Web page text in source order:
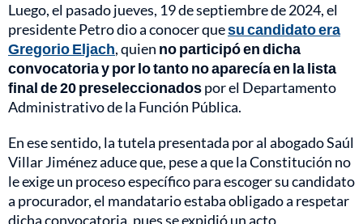
Luego, el pasado jueves, 19 de septiembre de 2024, el
presidente Petro dio a conocer quesu candidato era
Gregorio Eljach, quien no participó en dicha
convocatoria y por lo tanto no aparecía en la lista
final de 20 preseleccionadospor el Departamento
Administrativo de la Función Pública.
En ese sentido, la tutela presentada por al abogado Saúl
Villar Jiménez aduce que, pese a que la Constitución no
le exige un proceso específico para escoger su candidato
a procurador, el mandatario estaba obligado a respetar
dicha convocatoria, pues se expidió un acto